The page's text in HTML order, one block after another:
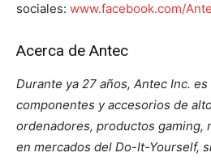
sociales: www.facebook.com/
Acerca de Antec
Durante ya 27 años, Antec Inc.
componentes y accesorios de
ordenadores, productos gaming,
en mercados del Do-It-Yourself,